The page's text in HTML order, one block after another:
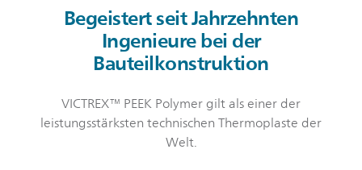
Begeistert seit Jahrzehnten
Ingenieure bei der
Bauteilkonstruktion
VICTREX™ PEEK Polymer gilt als einer der
leistungsstärksten technischen Thermoplaste der
Welt.